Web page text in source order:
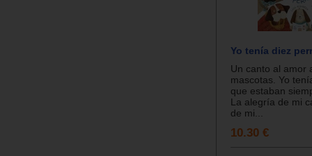
Yo tenía diez
Un canto al amor
mascotas. Yo
que estaban
La alegría de mi
de mi...
10.30 €